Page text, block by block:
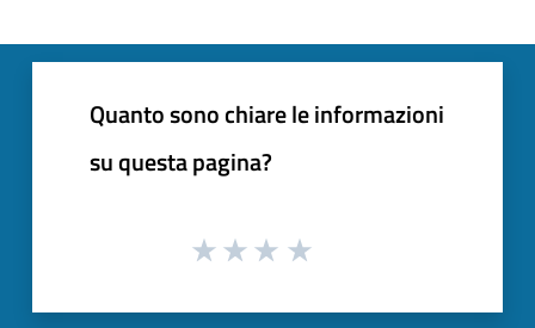
Quanto sono chiare le informazioni
su questa pagina?